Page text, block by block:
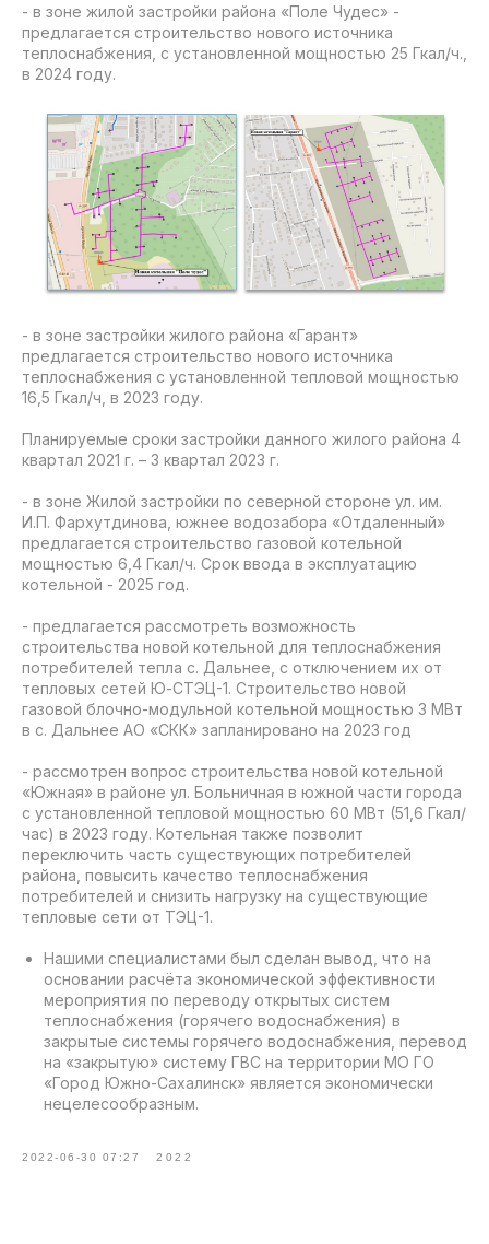
- в зоне жилой застройки района «Поле Чудес» -
предлагается строительство нового источника
теплоснабжения, с установленной мощностью 25 Гкал/ч.,
в 2024 году.
- в зоне застройки жилого района «Гарант»
предлагается строительство нового источника
теплоснабжения с установленной тепловой мощностью
16,5 Гкал/ч, в 2023 году.
Планируемые сроки застройки данного жилого района 4
квартал 2021 г. – 3 квартал 2023 г.
- в зоне Жилой застройки по северной стороне ул. им.
И.П. Фархутдинова, южнее водозабора «Отдаленный»
предлагается строительство газовой котельной
мощностью 6,4 Гкал/ч. Срок ввода в эксплуатацию
котельной - 2025 год.
- предлагается рассмотреть возможность
строительства новой котельной для теплоснабжения
потребителей тепла с. Дальнее, с отключением их от
тепловых сетей Ю-СТЭЦ-1. Строительство новой
газовой блочно-модульной котельной мощностью 3 МВт
в с. Дальнее АО «СКК» запланировано на 2023 год
- рассмотрен вопрос строительства новой котельной
«Южная» в районе ул. Больничная в южной части города
с установленной тепловой мощностью 60 МВт (51,6 Гкал/
час) в 2023 году. Котельная также позволит
переключить часть существующих потребителей
района, повысить качество теплоснабжения
потребителей и снизить нагрузку на существующие
тепловые сети от ТЭЦ-1.
Нашими специалистами был сделан вывод, что на
основании расчёта экономической эффективности
мероприятия по переводу открытых систем
теплоснабжения (горячего водоснабжения) в
закрытые системы горячего водоснабжения, перевод
на «закрытую» систему ГВС на территории МО ГО
«Город Южно-Сахалинск» является экономически
нецелесообразным.
2022-06-30 07:27 2022